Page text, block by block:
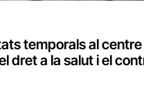
temporals al
dret a la salut i el